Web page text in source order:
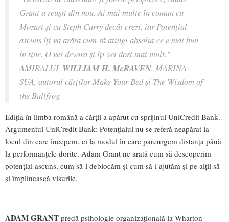
Grant a reușit din nou. Ai mai multe în comun cu
Mozart și cu Steph Curry decât crezi, iar Potențial
ascuns îți va arăta cum să atingi absolut ce e mai bun
în tine. O vei devora și îți vei dori mai mult."
AMIRALUL WILLIAM H. McRAVEN, MARINA
SUA, autorul cărților Make Your Bed și The Wisdom of
the Bullfrog
Ediția în limba română a cărții a apărut cu sprijinul UniCredit Bank.
Argumentul UniCredit Bank: Potențialul nu se referă neapărat la
locul din care începem, ci la modul în care parcurgem distanța până
la performanțele dorite. Adam Grant ne arată cum să descoperim
potențial ascuns, cum să-l deblocăm și cum să-i ajutăm și pe alții să-
și împlinească visurile.
ADAM GRANT predă psihologie organizațională la Wharton